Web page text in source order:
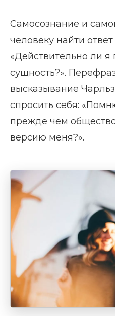
Самосознание и
человеку найти
«Действительно ли
сущность?».
высказывание
спросить себя:
прежде чем
версию меня?».